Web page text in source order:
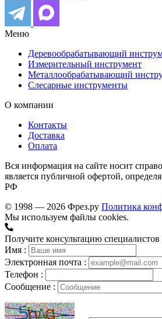
Меню
Деревообрабатывающий
Измерительный инструмент
Металлообрабатывающий
Слесарные инструменты
О компании
Контакты
Доставка
Оплата
Вся информация на сайте носит
является публичной офертой,
РФ
© 1998 — 2026 Фрез.ру Политика
Мы используем файлы cookies.
Получите консультацию специалистов
Имя :
Электронная почта :
Телефон :
Сообщение :